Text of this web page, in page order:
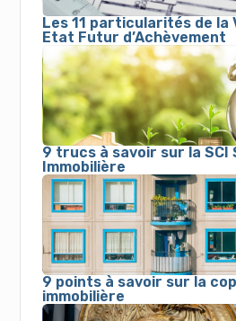
Les 11 particularités de la
Etat Futur d’Achèvement
9 trucs à savoir sur la SCI
Immobilière
9 points à savoir sur la
immobilière